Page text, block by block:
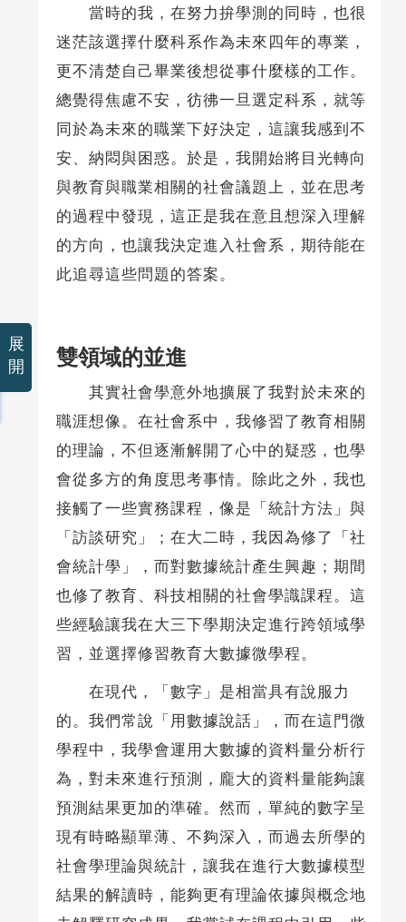
當時的我，在努力拚學測的同時，也很
迷茫該選擇什麼科系作為未來四年的專業，
更不清楚自己畢業後想從事什麼樣的工作。
總覺得焦慮不安，彷彿一旦選定科系，就等
同於為未來的職業下好決定，這讓我感到不
安、納悶與困惑。於是，我開始將目光轉向
與教育與職業相關的社會議題上，並在思考
的過程中發現，這正是我在意且想深入理解
的方向，也讓我決定進入社會系，期待能在
此追尋這些問題的答案。
雙領域的並進
其實社會學意外地擴展了我對於未來的
職涯想像。在社會系中，我修習了教育相關
的理論，不但逐漸解開了心中的疑惑，也學
會從多方的角度思考事情。除此之外，我也
接觸了一些實務課程，像是「統計方法」與
「訪談研究」；在大二時，我因為修了「社
會統計學」，而對數據統計產生興趣；期間
也修了教育、科技相關的社會學識課程。這
些經驗讓我在大三下學期決定進行跨領域學
習，並選擇修習教育大數據微學程。
在現代，「數字」是相當具有說服力
的。我們常說「用數據說話」，而在這門微
學程中，我學會運用大數據的資料量分析行
為，對未來進行預測，龐大的資料量能夠讓
預測結果更加的準確。然而，單純的數字呈
現有時略顯單薄、不夠深入，而過去所學的
社會學理論與統計，讓我在進行大數據模型
結果的解讀時，能夠更有理論依據與概念地
展
開